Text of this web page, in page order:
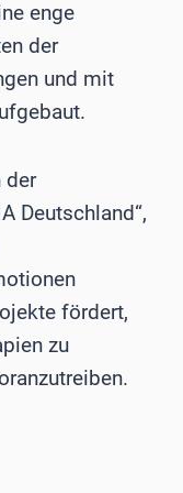
enge
der
und mit
der
Deutschland“,
fördert,
zu